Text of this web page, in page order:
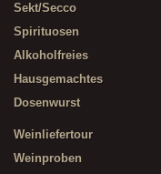
Sekt/Secco
Spirituosen
Alkoholfreies
Hausgemachtes
Dosenwurst
Weinliefertour
Weinproben